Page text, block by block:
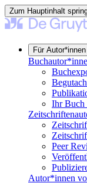
Zum Hauptinhalt
Für Autor*innen
Ihr Buch
Peer
Autor*innen